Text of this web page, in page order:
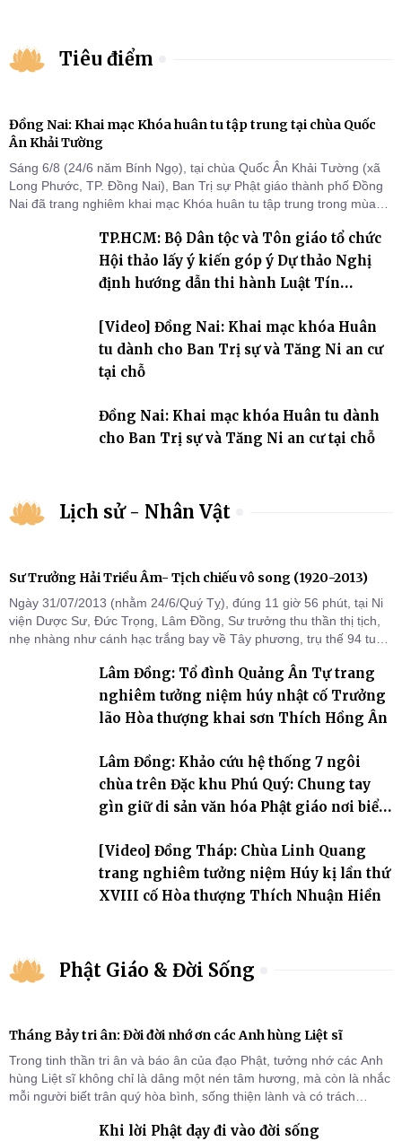
Tiêu điểm
Đồng Nai: Khai mạc Khóa huân tu tập trung tại chùa Quốc
Ân Khải Tường
Sáng 6/8 (24/6 năm Bính Ngọ), tại chùa Quốc Ân Khải Tường (xã
Long Phước, TP. Đồng Nai), Ban Trị sự Phật giáo thành phố Đồng
Nai đã trang nghiêm khai mạc Khóa huân tu tập trung trong mùa
chỗ khu vực VII, VIII và trường hạ chùa Quốc Ân Khải Tường.
TP.HCM: Bộ Dân tộc và Tôn giáo tổ chức
Hội thảo lấy ý kiến góp ý Dự thảo Nghị
định hướng dẫn thi hành Luật Tín
[Video] Đồng Nai: Khai mạc khóa Huân
tu dành cho Ban Trị sự và Tăng Ni an cư
tại chỗ
Đồng Nai: Khai mạc khóa Huân tu dành
cho Ban Trị sự và Tăng Ni an cư tại chỗ
Lịch sử - Nhân Vật
Sư Trưởng Hải Triều Âm- Tịch chiếu vô song (1920-2013)
Ngày 31/07/2013 (nhằm 24/6/Quý Tỵ), đúng 11 giờ 56 phút, tại Ni
viện Dược Sư, Đức Trọng, Lâm Đồng, Sư trưởng thu thần thị tịch,
nhẹ nhàng như cánh hạc trắng bay về Tây phương, trụ thế 94 tuổi
Lâm Đồng: Tổ đình Quảng Ân Tự trang
nghiêm tưởng niệm húy nhật cố Trưởng
lão Hòa thượng khai sơn Thích Hồng Ân
Lâm Đồng: Khảo cứu hệ thống 7 ngôi
chùa trên Đặc khu Phú Quý: Chung tay
gìn giữ di sản văn hóa Phật giáo nơi biển
[Video] Đồng Tháp: Chùa Linh Quang
trang nghiêm tưởng niệm Húy kị lần thứ
XVIII cố Hòa thượng Thích Nhuận Hiền
Phật Giáo & Đời Sống
Tháng Bảy tri ân: Đời đời nhớ ơn các Anh hùng Liệt sĩ
Trong tinh thần tri ân và báo ân của đạo Phật, tưởng nhớ các Anh
hùng Liệt sĩ không chỉ là dâng một nén tâm hương, mà còn là nhắc
mỗi người biết trân quý hòa bình, sống thiện lành và có trách
Khi lời Phật dạy đi vào đời sống